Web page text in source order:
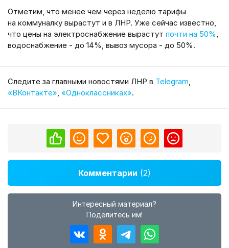
Отметим, что менее чем через неделю тарифы
на коммуналку вырастут и в ЛНР. Уже сейчас известно,
что цены на электроснабжение вырастут почти на 50%
водоснабжение - до 14%, вывоз мусора - до 50%.
Cледите за главными новостями ЛНР в Telegram,
«ВКонтакте», «Одноклассниках».
Комментарии (2)
Интересный материал?
Поделитесь им!